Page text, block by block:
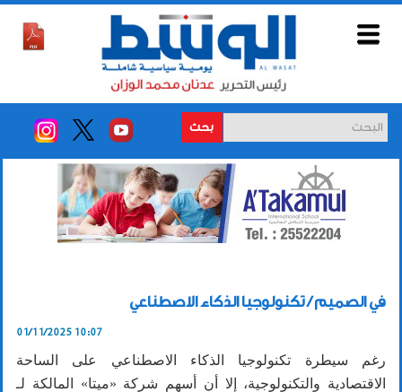
بحث
في الصميم / تكنولوجيا الذكاء الاصطناعي
01/11/2025 10:07
رغم سيطرة تكنولوجيا الذكاء الاصطناعي على الساحة
الاقتصادية والتكنولوجية، إلا أن أسهم شركة «ميتا» المالكة لـ